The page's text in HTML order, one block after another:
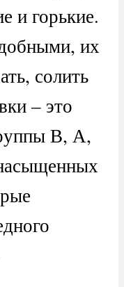
и горькие.
их
солить
– это
В, А,